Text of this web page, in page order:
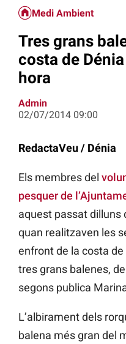
Medi Ambient
Tres grans
costa de
hora
Admin
02/07/2014 09:00
RedactaVeu / Dénia
Els membres del
pesquer de
aquest passat dilluns
quan realitzaven les
enfront de la costa
tres grans balenes,
segons publica
L’albirament dels
balena més gran del